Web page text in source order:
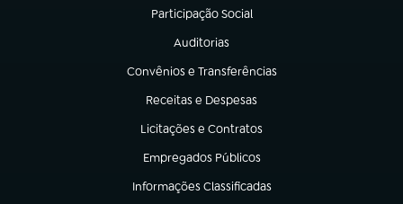
Participação Social
(abre em nova aba)
Auditorias
(abre em nova aba)
Convênios e Transferências
(abre em nova aba)
Receitas e Despesas
(abre em nova aba)
Licitações e Contratos
(abre em nova aba)
Empregados Públicos
(abre em nova aba)
Informações Classificadas
(abre em nova aba)